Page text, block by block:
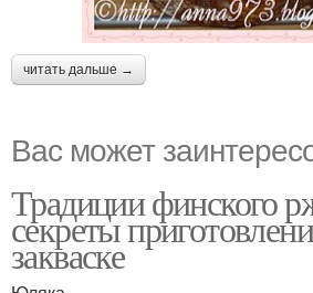
Хлеба с момента
читать дальше →
Вас может
Традиции финского
секреты
закваске